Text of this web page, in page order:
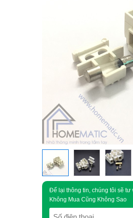
Để lại thông tin, chúng tôi sẽ tư
Không Mua Cũng Không Sao
SĐT